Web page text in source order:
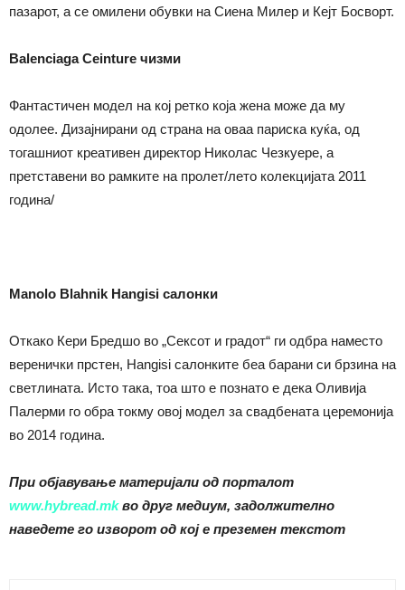
пазарот, а се омилени обувки на Сиена Милер и Кејт Босворт.
Balenciaga Ceinture чизми
Фантастичен модел на кој ретко која жена може да му
одолее. Дизајнирани од страна на оваа париска куќа, од
тогашниот креативен директор Николас Чезкуере, а
претставени во рамките на пролет/лето колекцијата 2011
година/
Manolo Blahnik Hangisi салонки
Откако Кери Бредшо во „Сексот и градот“ ги одбра наместо
веренички прстен, Hangisi салонките беа барани си брзина на
светлината. Исто така, тоа што е познато е дека Оливија
Палерми го обра токму овој модел за свадбената церемонија
во 2014 година.
При објавување материјали од порталот
www.hybread.mkво друг медиум, задолжително
наведете го изворот од кој е преземен текстот